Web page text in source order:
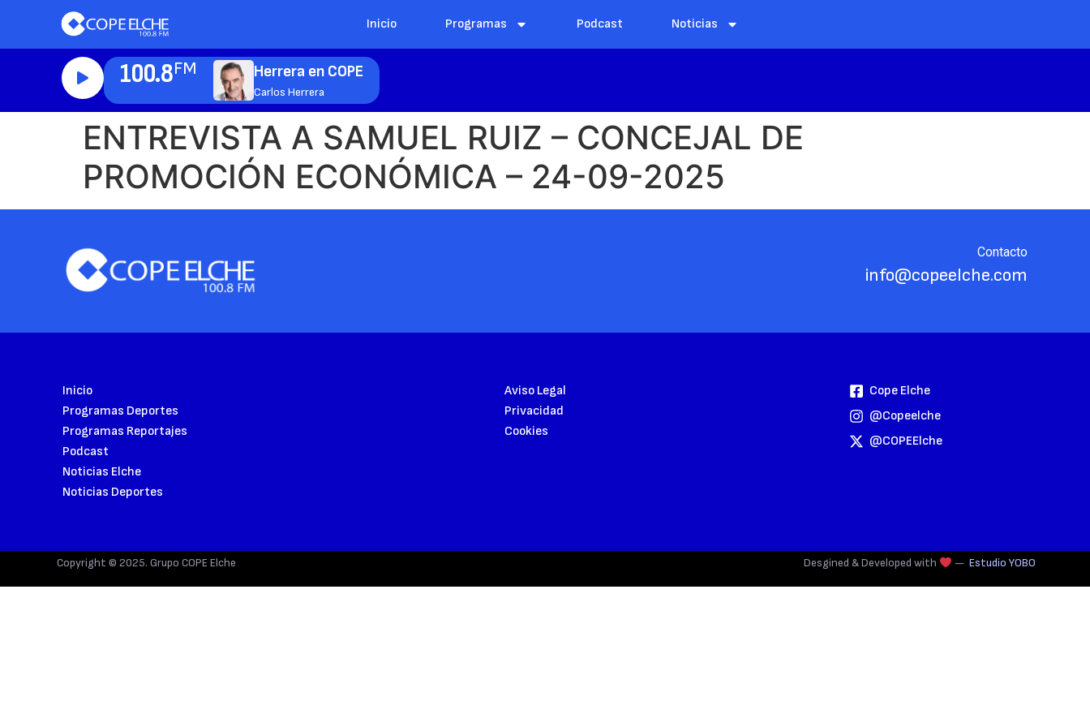
Inicio Programas Podcast Noticias
100.8FM Herrera en COPE
Carlos Herrera
ENTREVISTA A SAMUEL RUIZ – CONCEJAL DE
PROMOCIÓN ECONÓMICA – 24-09-2025
Contacto
info@copeelche.com
Inicio
Programas Deportes
Programas Reportajes
Podcast
Noticias Elche
Noticias Deportes
Aviso Legal
Privacidad
Cookies
Cope Elche
@copeelche
@COPEElche
Copyright © 2025. Grupo COPE Elche Desgined & Developed with — Estudio YOBO